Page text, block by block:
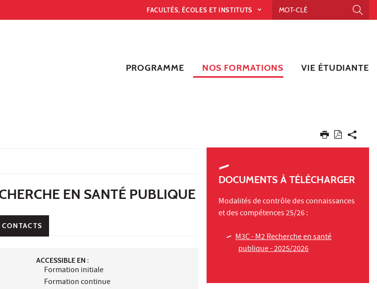
FACULTÉS, ÉCOLES ET INSTITUTS
PROGRAMME NOS FORMATIONS VIE ÉTUDIANTE
EN SANTÉ PUBLIQUE
CONTACTS
ACCESSIBLE EN :
Formation initiale
Formation continue
DOCUMENTS À TÉLÉCHARGER
Modalités de contrôle des connaissances
et des compétences 25/26 :
M3C - M2 Recherche en santé
publique - 2025/2026